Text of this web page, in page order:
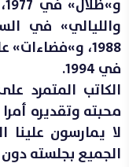
والليالي» في
في 1994.
الكاتب المتمرد
محبته وتقديره أمرا
لا يمارسون علينا
الجميع بجلسته